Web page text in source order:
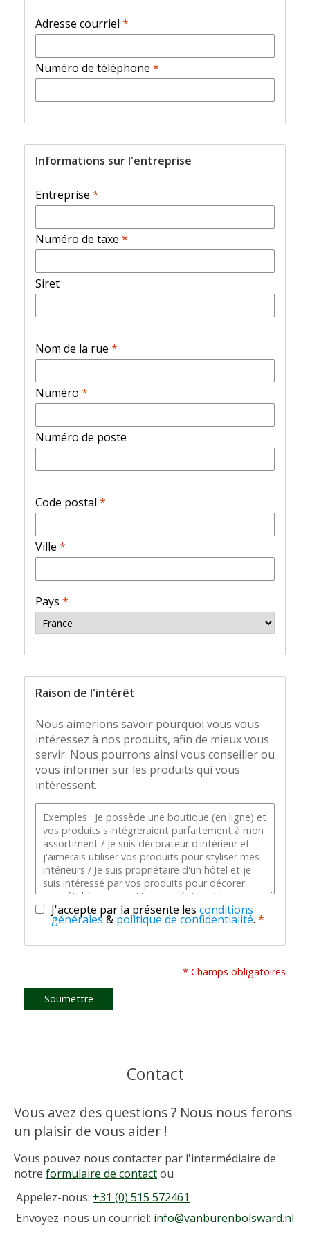
Adresse courriel *
Numéro de téléphone *
Informations sur l'entreprise
Entreprise *
Numéro de taxe *
Siret
Nom de la rue *
Numéro *
Numéro de poste
Code postal *
Ville *
Pays *
Raison de l'intérêt
Nous aimerions savoir pourquoi vous vous
intéressez à nos produits, afin de mieux vous
servir. Nous pourrons ainsi vous conseiller ou
vous informer sur les produits qui vous
intéressent.
J'accepte par la présente les conditions
générales & politique de confidentialité. *
* Champs obligatoires
Soumettre
Contact
Vous avez des questions ? Nous nous ferons
un plaisir de vous aider !
Vous pouvez nous contacter par l'intermédiaire de
notre formulaire de contactou
Appelez-nous: +31 (0) 515 572461
Envoyez-nous un courriel: info@vanburenbolsward.nl